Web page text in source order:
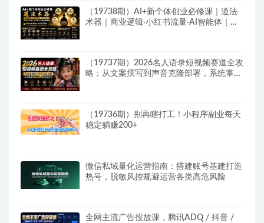
（19738期）AI+新个体创业必修课｜道法
术器｜商业逻辑·小红书流量·AI智能体｜低
（19737期）2026名人语录短视频赛道全攻
略；从文案撰写到声音克隆部署，系统掌握
（19736期）别再瞎打工！小程序副业每天
稳定躺赚200+
微信私域量化运营指南：搭建账号基建打造
热号，脱敏风控规避运营各类高危风险
全网主流广告投放课，腾讯ADQ / 抖音 /